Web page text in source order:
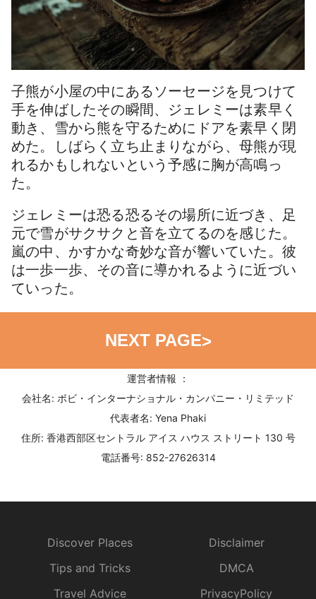
子熊が小屋の中にあるソーセージを見つけて
手を伸ばしたその瞬間、ジェレミーは素早く
動き、雪から熊を守るためにドアを素早く閉
めた。しばらく立ち止まりながら、母熊が現
れるかもしれないという予感に胸が高鳴っ
た。
ジェレミーは恐る恐るその場所に近づき、足
元で雪がサクサクと音を立てるのを感じた。
嵐の中、かすかな奇妙な音が響いていた。彼
は一歩一歩、その音に導かれるように近づい
ていった。
NEXT PAGE>
運営者情報 ：
会社名: ボビ・インターナショナル・カンパニー・リミテッド
代表者名: Yena Phaki
住所: 香港西部区セントラル アイス ハウス ストリート 130 号
電話番号: 852-27626314
Discover Places
Tips and Tricks
Travel Advice
Disclaimer
DMCA
PrivacyPolicy